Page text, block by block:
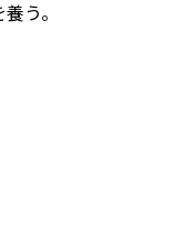
う。